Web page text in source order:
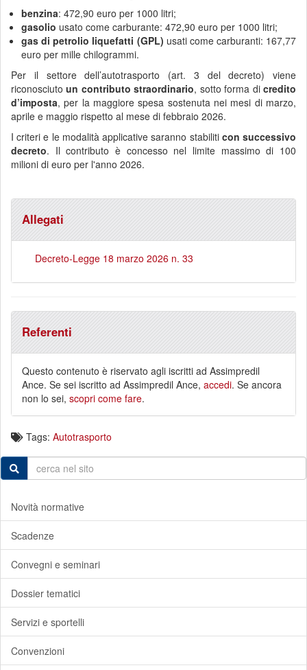
benzina: 472,90 euro per 1000 litri;
gasolio usato come carburante: 472,90 euro per 1000 litri;
gas di petrolio liquefatti (GPL) usati come carburanti: 167,77
euro per mille chilogrammi.
Per il settore dell’autotrasporto (art. 3 del decreto) viene
riconosciutoun contributo straordinario, sotto forma dicredito
d’imposta, per la maggiore spesa sostenuta nei mesi di marzo,
aprile e maggio rispetto al mese di febbraio 2026.
I criteri e le modalità applicative saranno stabiliti con successivo
decreto. Il contributo è concesso nel limite massimo di 100
milioni di euro per l'anno 2026.
Allegati
Decreto-Legge 18 marzo 2026 n. 33
Referenti
Questo contenuto è riservato agli iscritti ad Assimpredil
Ance. Se sei iscritto ad Assimpredil Ance, accedi. Se ancora
non lo sei, scopri come fare.
Tags: Autotrasporto
Novità normative
Scadenze
Convegni e seminari
Dossier tematici
Servizi e sportelli
Convenzioni